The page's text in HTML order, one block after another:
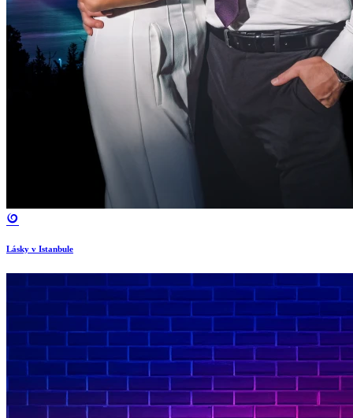
Lásky v Istanbule